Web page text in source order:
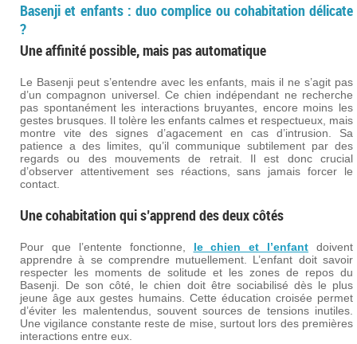
Basenji et enfants : duo complice ou cohabitation délicate
?
Une affinité possible, mais pas automatique
Le Basenji peut s’entendre avec les enfants, mais il ne s’agit pas
d’un compagnon universel. Ce chien indépendant ne recherche
pas spontanément les interactions bruyantes, encore moins les
gestes brusques. Il tolère les enfants calmes et respectueux, mais
montre vite des signes d’agacement en cas d’intrusion. Sa
patience a des limites, qu’il communique subtilement par des
regards ou des mouvements de retrait. Il est donc crucial
d’observer attentivement ses réactions, sans jamais forcer le
contact.
Une cohabitation qui s’apprend des deux côtés
Pour que l’entente fonctionne, le chien et l’enfant doivent
apprendre à se comprendre mutuellement. L’enfant doit savoir
respecter les moments de solitude et les zones de repos du
Basenji. De son côté, le chien doit être sociabilisé dès le plus
jeune âge aux gestes humains. Cette éducation croisée permet
d’éviter les malentendus, souvent sources de tensions inutiles.
Une vigilance constante reste de mise, surtout lors des premières
interactions entre eux.